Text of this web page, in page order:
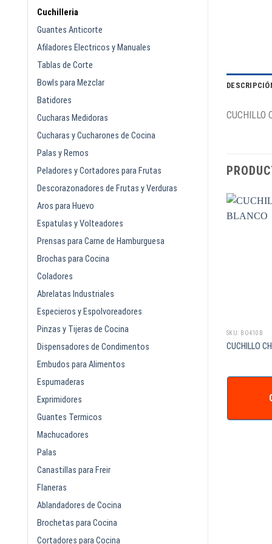
Cuchilleria
Guantes Anticorte
Afiladores Electricos y Manuales
Tablas de Corte
Bowls para Mezclar
Batidores
Cucharas Medidoras
Cucharas y Cucharones de Cocina
Palas y Remos
Peladores y Cortadores para Frutas
Descorazonadores de Frutas y Verduras
Aros para Huevo
Espatulas y Volteadores
Prensas para Carne de Hamburguesa
Brochas para Cocina
Coladores
Abrelatas Industriales
Especieros y Espolvoreadores
Pinzas y Tijeras de Cocina
Dispensadores de Condimentos
Embudos para Alimentos
Espumaderas
Exprimidores
Guantes Termicos
Machucadores
Palas
Canastillas para Freir
Flaneras
Ablandadores de Cocina
Brochetas para Cocina
Cortadores para Cocina
CUCHILLO
SKU: BO410B
CUCHILLO